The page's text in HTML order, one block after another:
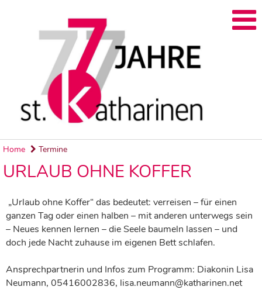
Home Termine
URLAUB OHNE KOFFER
„Urlaub ohne Koffer“ das bedeutet: verreisen – für einen
ganzen Tag oder einen halben – mit anderen unterwegs sein
– Neues kennen lernen – die Seele baumeln lassen – und
doch jede Nacht zuhause im eigenen Bett schlafen.
Ansprechpartnerin und Infos zum Programm: Diakonin Lisa
Neumann, 05416002836, lisa.neumann@katharinen.net